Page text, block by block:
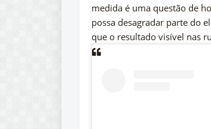
medida é uma questão de
possa desagradar parte do
que o resultado visível nas